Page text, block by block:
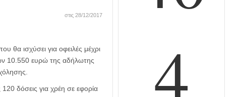
στις 28/12/2017
ισχύσει για οφειλές μέχρι
10.550 ευρώ της αδήλωτης
δόσεις για χρέη σε εφορία